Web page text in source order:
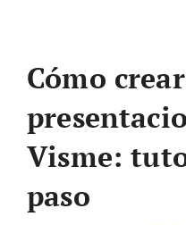
Cómo crear
Visme:
paso